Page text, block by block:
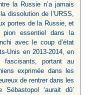
la Russie n’a jamais
dissolution de l’URSS,
portes de la Russie, et
pion essentiel dans la
avec le coup d’état
Unis en 2013-2014, en
fascisants, portant au
exprimée dans les
de rentrer dans les
‘aurait dû’